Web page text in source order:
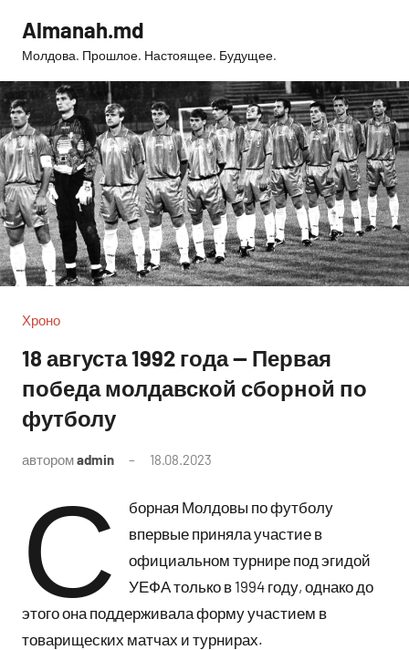
содержимому
Almanah.md
Молдова. Прошлое. Настоящее. Будущее.
Хроно
18 августа 1992 года — Первая
победа молдавской сборной по
футболу
авторомadmin 18.08.2023
С
борная Молдовы по футболу
впервые приняла участие в
официальном турнире под эгидой
УЕФА только в 1994 году, однако до
этого она поддерживала форму участием в
товарищеских матчах и турнирах.